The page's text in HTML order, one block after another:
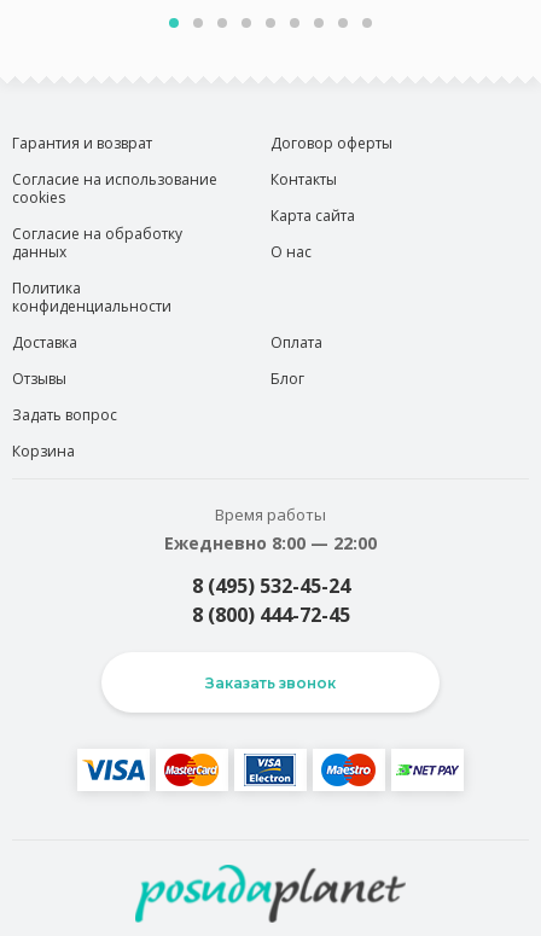
Гарантия и возврат
Согласие на использование
cookies
Согласие на обработку
данных
Политика
конфиденциальности
Договор оферты
Контакты
Карта сайта
О нас
Доставка
Отзывы
Задать вопрос
Корзина
Оплата
Блог
Время работы
Ежедневно 8:00 — 22:00
8 (495) 532-45-24
8 (800) 444-72-45
Заказать звонок